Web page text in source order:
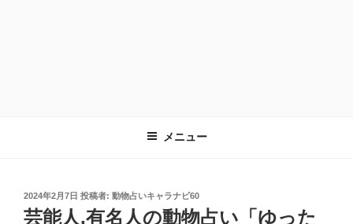
メニュー
投
稿
2024年2月7日 投稿者: 動物占いキャラナビ60
芸能人,有名人の動物占い「ゆった